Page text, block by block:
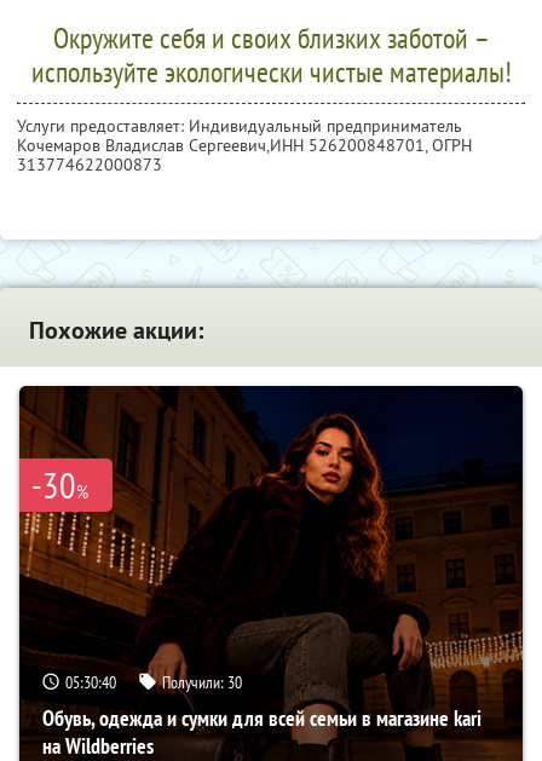
Окружите себя и своих близких заботой –
используйте экологически чистые материалы!
Услуги предоставляет: Индивидуальный предприниматель
Кочемаров Владислав Сергеевич,ИНН 526200848701, ОГРН
313774622000873
Похожие акции:
-30%
05:30:39 Получили: 30
Обувь, одежда и сумки для всей семьи в магазине kari
на Wildberries